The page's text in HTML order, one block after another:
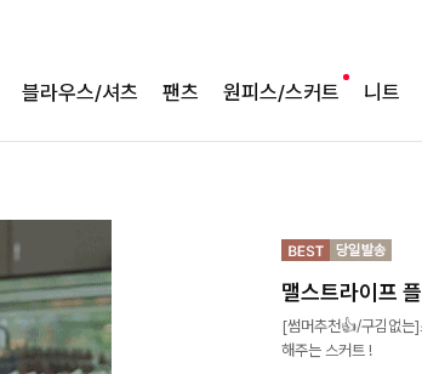
블라우스/셔츠 팬츠 원피스/스커트 니트
맬스트라이프
[썸머추천👍/구김없는]
해주는 스커트 !